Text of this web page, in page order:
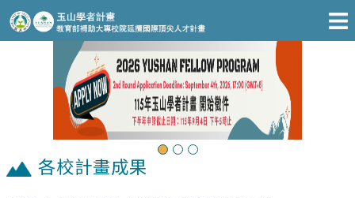
跳至主要內容區
Previous
各校計畫成果